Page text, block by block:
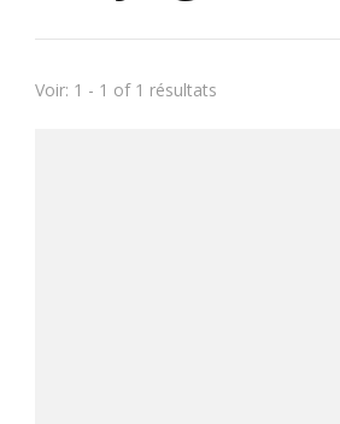
Voir: 1 - 1 of 1 résultats